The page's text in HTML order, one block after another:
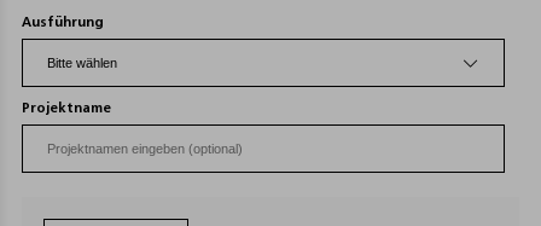
Ausführung
Projektname